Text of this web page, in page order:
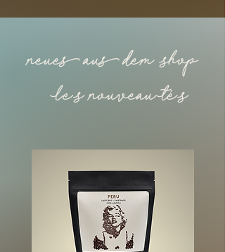
neues aus dem Shop
-©LES nouveauTéS